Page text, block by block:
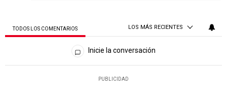
TODOS LOS COMENTARIOS LOS MÁS RECIENTES
Todos los comentarios
Inicie la conversación
PUBLICIDAD